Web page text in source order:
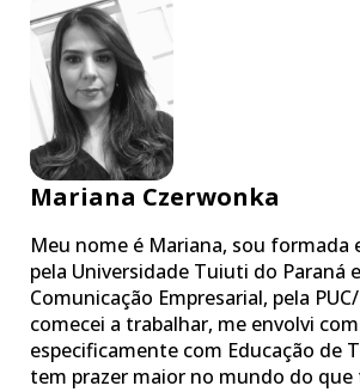
Mariana Czerwonka
Meu nome é Mariana, sou formada
pela Universidade Tuiuti do Paraná
Comunicação Empresarial, pela
comecei a trabalhar, me envolvi
especificamente com Educação de
tem prazer maior no mundo do que